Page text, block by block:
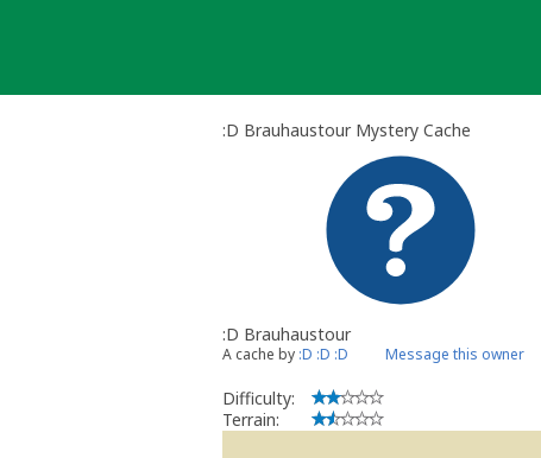
:D Brauhaustour Mystery Cache
:D Brauhaustour
A cache by :D :D :D Message this owner
Difficulty:
Terrain: